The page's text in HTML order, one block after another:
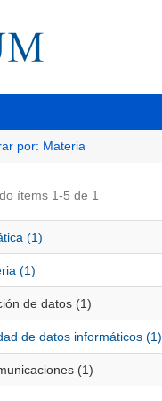
por: Materia
ítems 1-5 de 1
(1)
(1)
de datos (1)
de datos informáticos (1)
(1)